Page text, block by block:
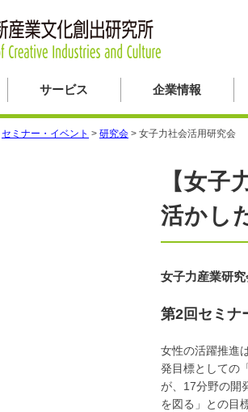
サービス 企業情報
セミナー・イベント > 研究会 > 女子力社会活用研究会
【女
活かし
女子力産業研究
第2回セミナ
女性の活躍推進
発目標としての
が、17分野の開
を図る」との目